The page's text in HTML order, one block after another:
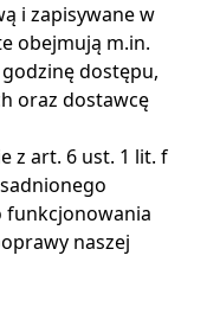
i zapisywane w
obejmują m.in.
dostępu,
oraz dostawcę
z art. 6 ust. 1 lit. f
funkcjonowania
naszej